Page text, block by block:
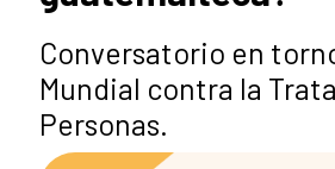
Conversatorio en
Mundial contra la
Personas.